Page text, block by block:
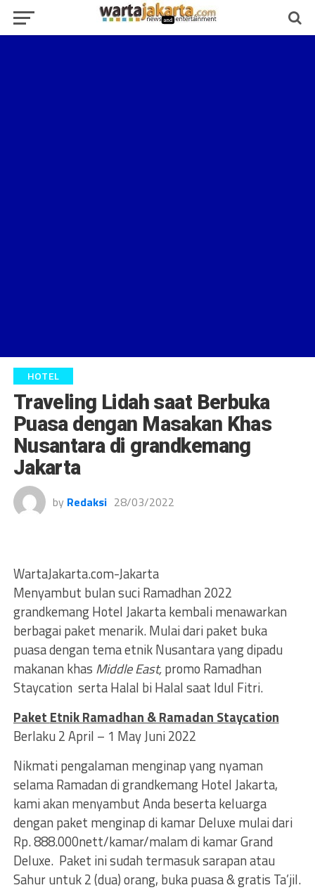
HOTEL
Traveling Lidah saat Berbuka
Puasa dengan Masakan Khas
Nusantara di grandkemang
Jakarta
by Redaksi 28/03/2022
WartaJakarta.com-Jakarta
Menyambut bulan suci Ramadhan 2022
grandkemang Hotel Jakarta kembali menawarkan
berbagai paket menarik. Mulai dari paket buka
puasa dengan tema etnik Nusantara yang dipadu
makanan khas Middle East,promo Ramadhan
Staycation serta Halal bi Halal saat Idul Fitri.
Paket Etnik Ramadhan & Ramadan Staycation
Berlaku 2 April – 1 May Juni 2022
Nikmati pengalaman menginap yang nyaman
selama Ramadan di grandkemang Hotel Jakarta,
kami akan menyambut Anda beserta keluarga
dengan paket menginap di kamar Deluxe mulai dari
Rp. 888.000nett/kamar/malam di kamar Grand
Deluxe. Paket ini sudah termasuk sarapan atau
Sahur untuk 2 (dua) orang, buka puasa & gratis Ta’jil.